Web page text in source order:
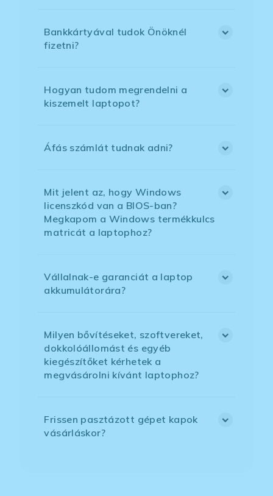
Bankkártyával tudok Önöknél
fizetni?
Hogyan tudom megrendelni a
kiszemelt laptopot?
Áfás számlát tudnak adni?
Mit jelent az, hogy Windows
licenszkód van a BIOS-ban?
Megkapom a Windows termékkulcs
matricát a laptophoz?
Vállalnak-e garanciát a laptop
akkumulátorára?
Milyen bővítéseket, szoftvereket,
dokkolóállomást és egyéb
kiegészítőket kérhetek a
megvásárolni kívánt laptophoz?
Frissen pasztázott gépet kapok
vásárláskor?